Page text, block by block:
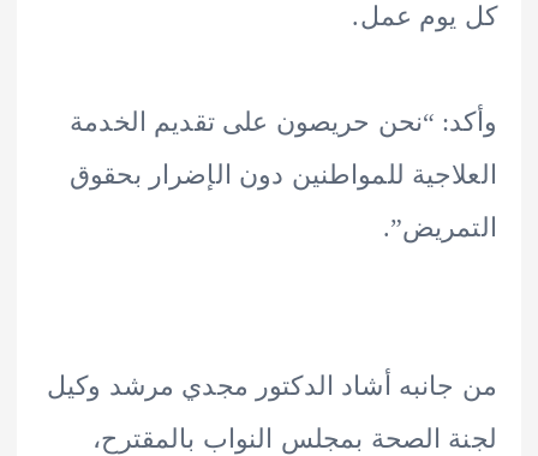
عمل.
“نحن حريصون على تقديم الخدمة
للمواطنين دون الإضرار بحقوق
أشاد الدكتور مجدي مرشد وكيل
الصحة بمجلس النواب بالمقترح،